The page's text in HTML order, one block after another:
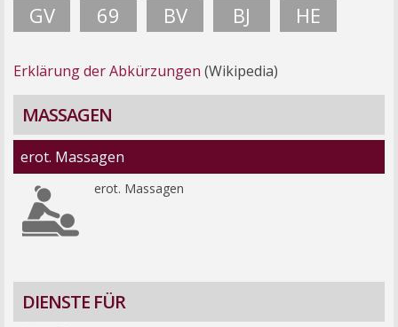
GV 69 BV BJ HE
Erklärung der Abkürzungen (Wikipedia)
MASSAGEN
erot. Massagen
erot. Massagen
DIENSTE FÜR